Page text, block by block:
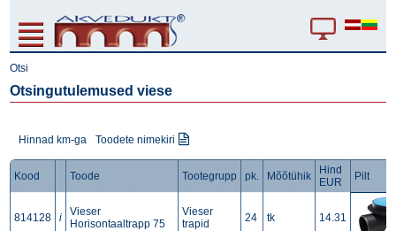
Otsi
Otsingutulemused viese
Hinnad km-ga Toodete nimekiri
Kood Toode Tootegrupp pk. Mõõtühik
Hind
EUR
Pilt
814128 i
Vieser
Horisontaaltrapp 75
Vieser
trapid
24 tk 14.31